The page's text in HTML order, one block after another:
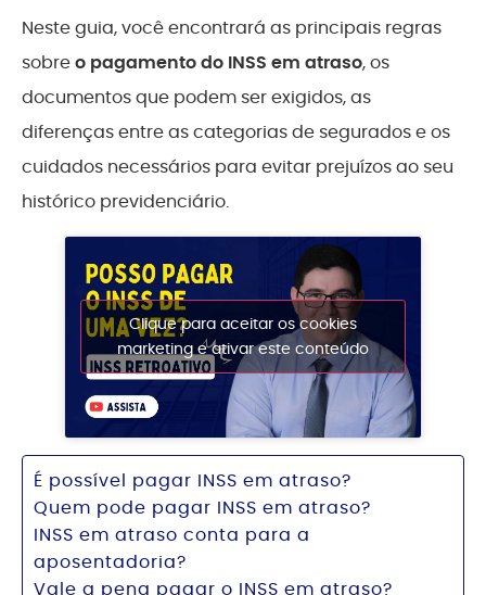
Neste guia, você encontrará as principais regras
sobreo pagamento do INSS em atraso, os
documentos que podem ser exigidos, as
diferenças entre as categorias de segurados e os
cuidados necessários para evitar prejuízos ao seu
histórico previdenciário.
Clique para aceitar os cookies
marketing e ativar este conteúdo
É possível pagar INSS em atraso?
Quem pode pagar INSS em atraso?
INSS em atraso conta para a
aposentadoria?
Vale a pena pagar o INSS em atraso?